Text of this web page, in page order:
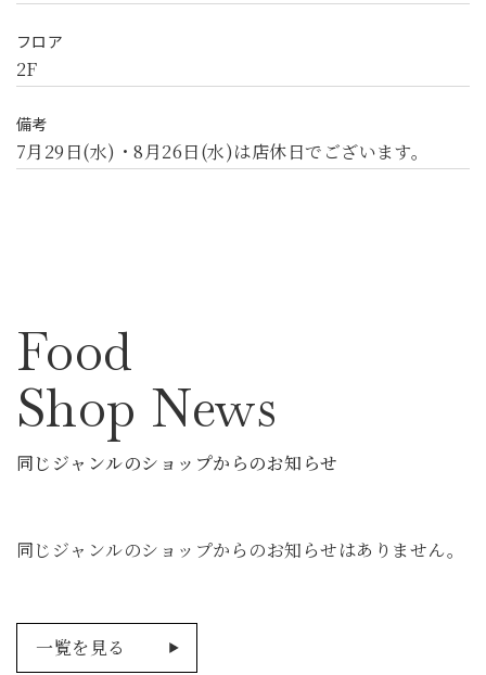
フロア
2F
備考
7月29日(水)・8月26日(水)は店休日でございます。
Food
Shop News
同じジャンルのショップからのお知らせ
同じジャンルのショップからのお知らせはありません。
一覧を見る